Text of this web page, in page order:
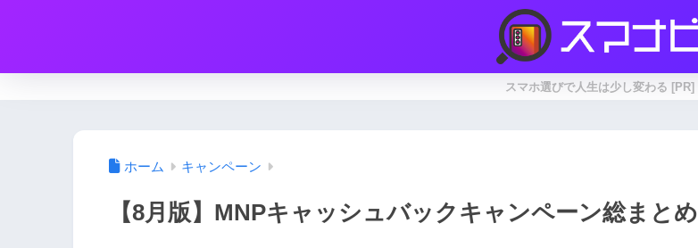
スマホ選びで人生は少し変わる [PR]
ホーム キャンペーン
【8月版】MNPキャッシュバックキャンペーン総まとめ